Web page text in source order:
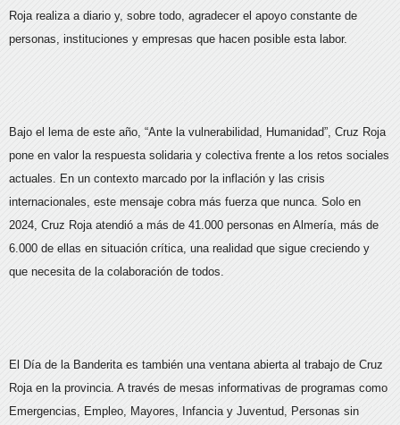
Roja realiza a diario y, sobre todo, agradecer el apoyo constante de
personas, instituciones y empresas que hacen posible esta labor.
Bajo el lema de este año, “Ante la vulnerabilidad, Humanidad”, Cruz Roja
pone en valor la respuesta solidaria y colectiva frente a los retos sociales
actuales. En un contexto marcado por la inflación y las crisis
internacionales, este mensaje cobra más fuerza que nunca. Solo en
2024, Cruz Roja atendió a más de 41.000 personas en Almería, más de
6.000 de ellas en situación crítica, una realidad que sigue creciendo y
que necesita de la colaboración de todos.
El Día de la Banderita es también una ventana abierta al trabajo de Cruz
Roja en la provincia. A través de mesas informativas de programas como
Emergencias, Empleo, Mayores, Infancia y Juventud, Personas sin